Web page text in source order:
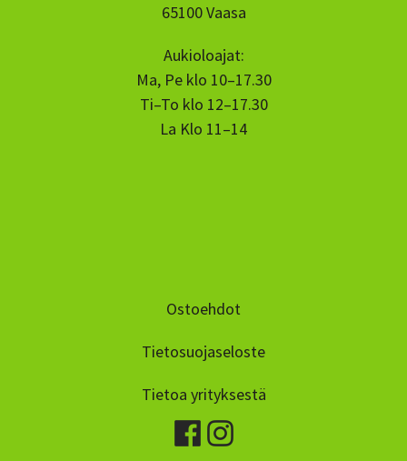
65100 Vaasa
Aukioloajat:
Ma, Pe klo 10–17.30
Ti–To klo 12–17.30
La Klo 11–14
Ostoehdot
Tietosuojaseloste
Tietoa yrityksestä